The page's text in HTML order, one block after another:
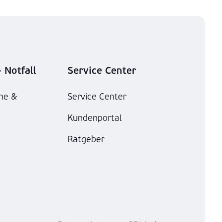
Notfall
&
Service Center
Service Center
Kundenportal
Ratgeber